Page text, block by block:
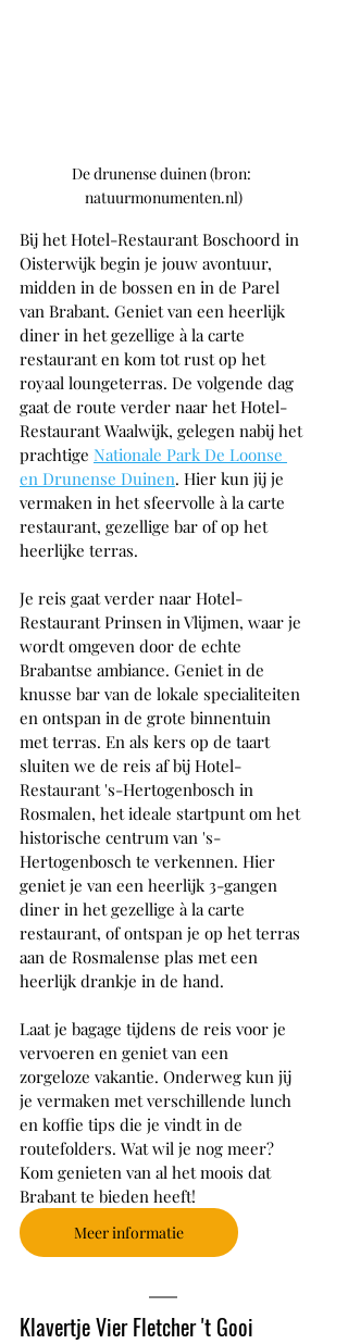
De drunense duinen (bron:
natuurmonumenten.nl)
Bij het Hotel-Restaurant Boschoord in
Oisterwijk begin je jouw avontuur,
midden in de bossen en in de Parel
van Brabant. Geniet van een heerlijk
diner in het gezellige à la carte
restaurant en kom tot rust op het
royaal loungeterras. De volgende dag
gaat de route verder naar het Hotel-
Restaurant Waalwijk, gelegen nabij het
prachtige Nationale Park De Loonse
en Drunense Duinen. Hier kun jij je
vermaken in het sfeervolle à la carte
restaurant, gezellige bar of op het
heerlijke terras.
Je reis gaat verder naar Hotel-
Restaurant Prinsen in Vlijmen, waar je
wordt omgeven door de echte
Brabantse ambiance. Geniet in de
knusse bar van de lokale specialiteiten
en ontspan in de grote binnentuin
met terras. En als kers op de taart
sluiten we de reis af bij Hotel-
Restaurant 's-Hertogenbosch in
Rosmalen, het ideale startpunt om het
historische centrum van 's-
Hertogenbosch te verkennen. Hier
geniet je van een heerlijk 3-gangen
diner in het gezellige à la carte
restaurant, of ontspan je op het terras
aan de Rosmalense plas met een
heerlijk drankje in de hand.
Laat je bagage tijdens de reis voor je
vervoeren en geniet van een
zorgeloze vakantie. Onderweg kun jij
je vermaken met verschillende lunch
en koffie tips die je vindt in de
routefolders. Wat wil je nog meer?
Kom genieten van al het moois dat
Brabant te bieden heeft!
Meer informatie
Klavertje Vier Fletcher 't Gooi